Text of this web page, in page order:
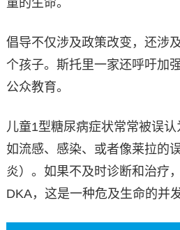
童的生命。
倡导不仅涉及政策改变，还涉
个孩子。斯托里一家还呼吁加
公众教育。
儿童1型糖尿病症状常常被误认
如流感、感染、或者像莱拉的
炎）。如果不及时诊断和治疗
DKA，这是一种危及生命的并发